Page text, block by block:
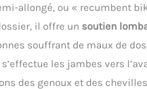
mühelos an, sodass Sie
sich ohne
Unterbrechungen auf Ihre
Fitnessreise
[Benutzerfreundliches,
verstellbares Design]:
allongé, ou « recumbent
il offre un soutien
souffrant de maux de
les jambes vers
des genoux et des